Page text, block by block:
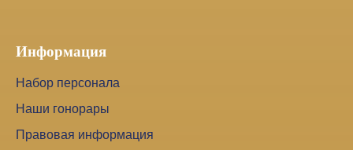
Информация
Набор персонала
Наши гонорары
Правовая информация